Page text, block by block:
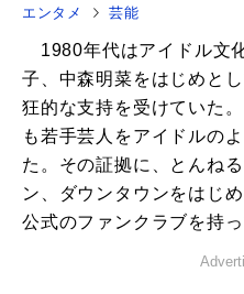
エンタメ 芸能
1980年代はアイドル文
子、中森明菜をはじめと
狂的な支持を受けていた
も若手芸人をアイドルの
た。その証拠に、とんね
ン、ダウンタウンをはじ
公式のファンクラブを持